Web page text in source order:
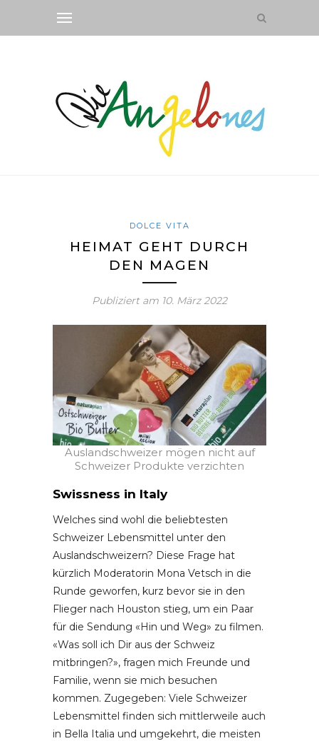
DOLCE VITA
HEIMAT GEHT DURCH
DEN MAGEN
Publiziert am 10. März 2022
Auslandschweizer mögen nicht auf
Schweizer Produkte verzichten
Swissness in Italy
Welches sind wohl die beliebtesten
Schweizer Lebensmittel unter den
Auslandschweizern? Diese Frage hat
kürzlich Moderatorin Mona Vetsch in die
Runde geworfen, kurz bevor sie in den
Flieger nach Houston stieg, um ein Paar
für die Sendung «Hin und Weg» zu filmen.
«Was soll ich Dir aus der Schweiz
mitbringen?», fragen mich Freunde und
Familie, wenn sie mich besuchen
kommen. Zugegeben: Viele Schweizer
Lebensmittel finden sich mittlerweile auch
in Bella Italia und umgekehrt, die meisten